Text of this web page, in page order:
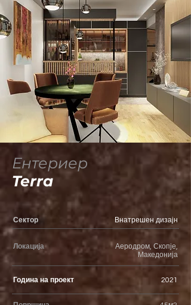
Ентериер
Terra
Сектор Внатрешен дизајн
Локација
Аеродром, Скопје,
Македонија
Година на проект 2021